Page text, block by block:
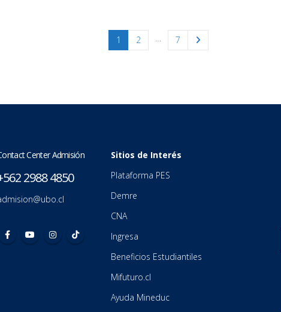
1 2 7
Center Admisión
2988 4850
Sitios de Interés
Plataforma PES
Demre
CNA
Ingresa
Beneficios Estudiantiles
Mifuturo.cl
Ayuda Mineduc